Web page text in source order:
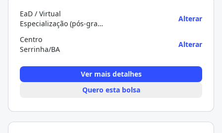
EaD / Virtual
Especialização (pós-graduação)
Alterar
Centro
Serrinha/BA
Alterar
Ver mais detalhes
Quero esta bolsa